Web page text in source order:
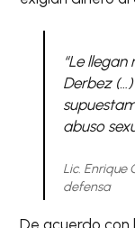
“Le
Derbez
abuso
Lic. Enrique
defensa